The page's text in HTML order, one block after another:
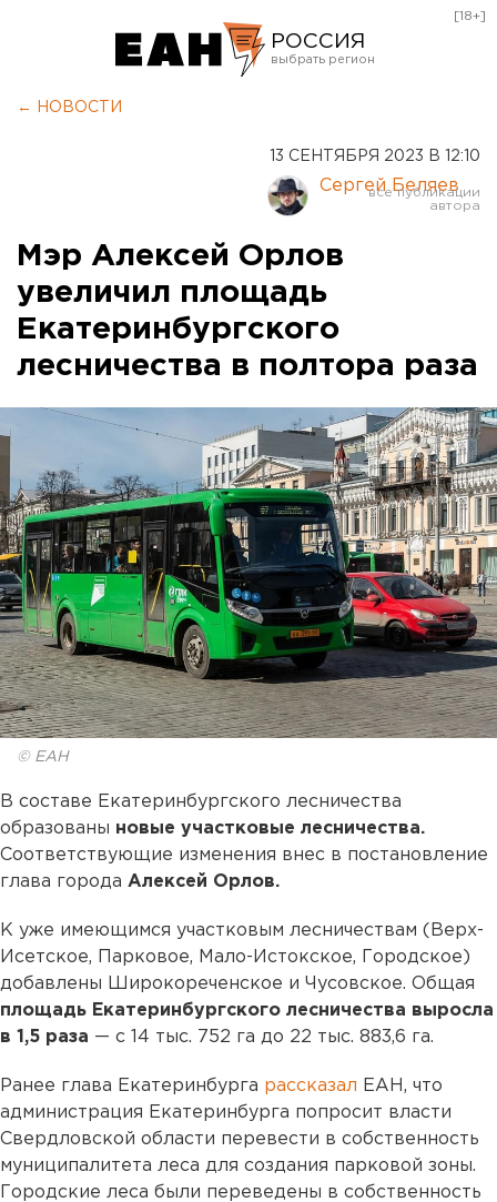
РОССИЯ
Курган
Оренбург
[18+]
← НОВОСТИ
13 СЕНТЯБРЯ 2023 В 12:10
Сергей Беляев
Мэр Алексей Орлов
увеличил площадь
Екатеринбургского
лесничества в полтора раза
© ЕАН
В составе Екатеринбургского лесничества
образованы новые участковые лесничества.
Соответствующие изменения внес в постановление
глава города Алексей Орлов.
К уже имеющимся участковым лесничествам (Верх-
Исетское, Парковое, Мало-Истокское, Городское)
добавлены Широкореченское и Чусовское. Общая
площадь Екатеринбургского лесничества выросла
в 1,5 раза — с 14 тыс. 752 га до 22 тыс. 883,6 га.
Ранее глава Екатеринбурга рассказал ЕАН, что
администрация Екатеринбурга попросит власти
Свердловской области перевести в собственность
муниципалитета леса для создания парковой зоны.
Городские леса были переведены в собственность